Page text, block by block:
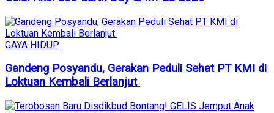
GAYA HIDUP
Gandeng Posyandu, Gerakan Peduli Sehat PT KMI di
Loktuan Kembali Berlanjut